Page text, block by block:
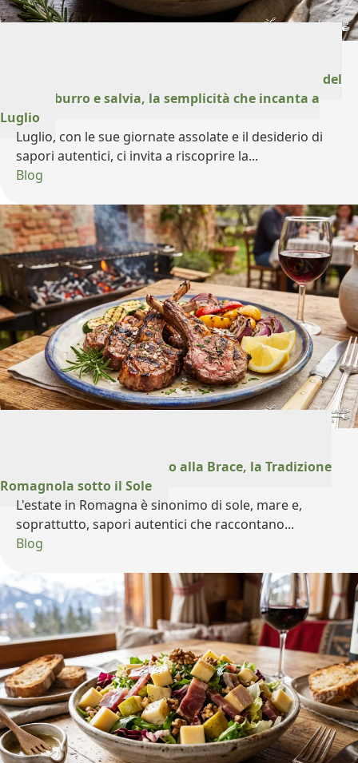
Un tuffo nella tradizione piemontese: Agnolotti del
Plin con burro e salvia, la semplicità che incanta a
Luglio
Luglio, con le sue giornate assolate e il desiderio di
sapori autentici, ci invita a riscoprire la...
Blog
Sapore d'Estate: Castrato alla Brace, la Tradizione
Romagnola sotto il Sole
L'estate in Romagna è sinonimo di sole, mare e,
soprattutto, sapori autentici che raccontano...
Blog